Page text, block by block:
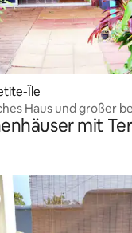
Île
Haus und großer
mit